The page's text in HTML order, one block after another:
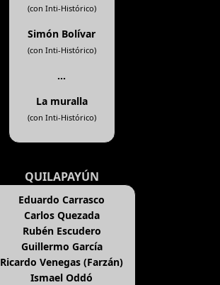
(con Inti-Histórico)
Simón Bolívar
(con Inti-Histórico)
...
La muralla
(con Inti-Histórico)
QUILAPAYÚN
Eduardo Carrasco
Carlos Quezada
Rubén Escudero
Guillermo García
Ricardo Venegas (Farzán)
Ismael Oddó